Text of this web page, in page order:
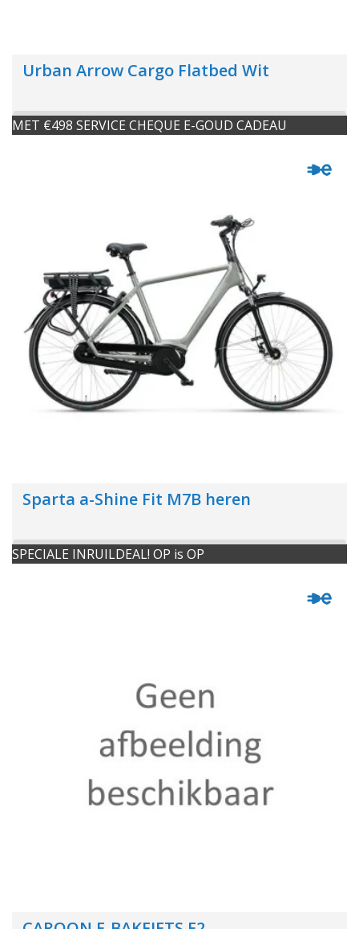
Urban Arrow Cargo Flatbed Wit
MET €498 SERVICE CHEQUE E-GOUD CADEAU
Sparta a-Shine Fit M7B heren
SPECIALE INRUILDEAL! OP is OP